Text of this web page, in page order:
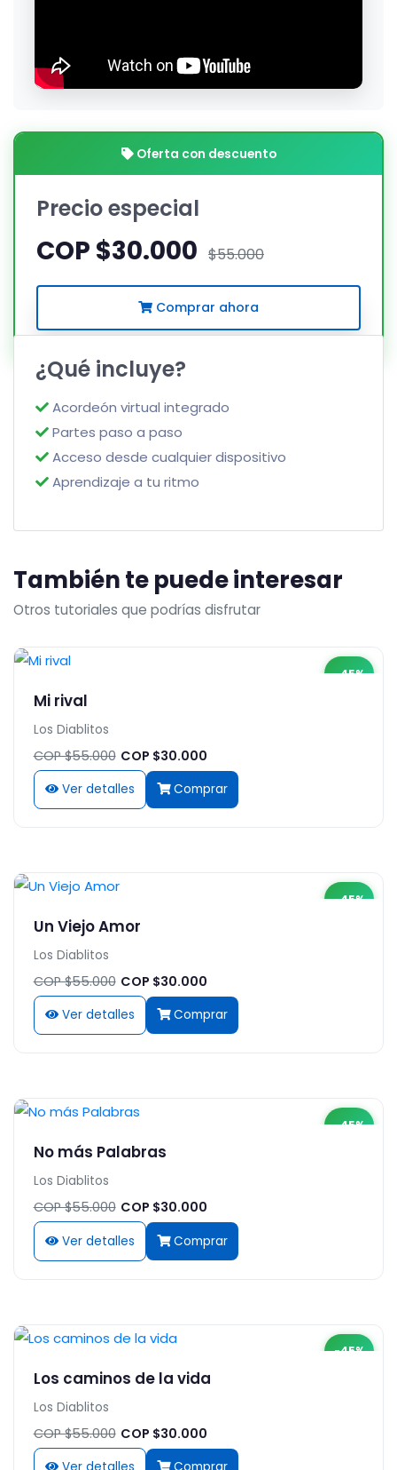
Oferta con descuento
Precio especial
COP $30.000 $55.000
Comprar ahora
¿Qué incluye?
Acordeón virtual integrado
Partes paso a paso
Acceso desde cualquier dispositivo
Aprendizaje a tu ritmo
También te puede interesar
Otros tutoriales que podrías disfrutar
-45%
Mi rival
Los Diablitos
COP $55.000 COP $30.000
Ver detalles Comprar
-45%
Un Viejo Amor
Los Diablitos
COP $55.000 COP $30.000
Ver detalles Comprar
-45%
No más Palabras
Los Diablitos
COP $55.000 COP $30.000
Ver detalles Comprar
-45%
Los caminos de la vida
Los Diablitos
COP $55.000 COP $30.000